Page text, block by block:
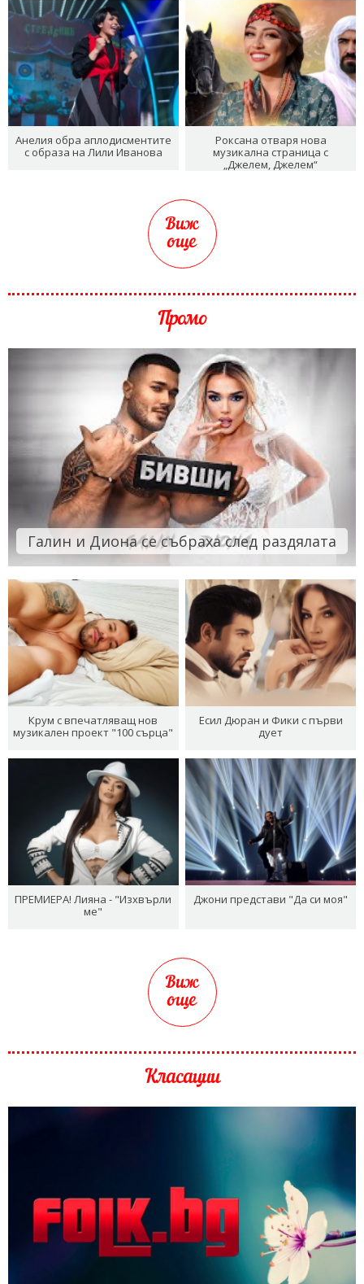
Анелия обра аплодисментите
с образа на Лили Иванова
Роксана отваря нова
музикална страница с
„Джелем, Джелем“
Виж
още
Промо
Галин и Диона се събраха след раздялата
Крум с впечатляващ нов
музикален проект "100 сърца"
Есил Дюран и Фики с първи
дует
ПРЕМИЕРА! Лияна - "Изхвърли
ме"
Джони представи "Да си моя"
Виж
още
Класации